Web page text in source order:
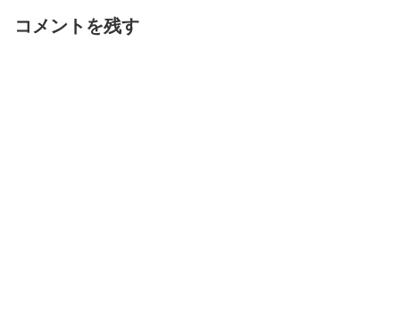
コメントを残す